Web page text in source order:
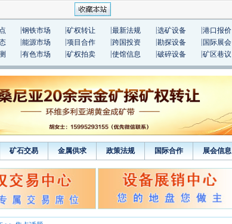
钢铁市场 矿权转让 最新法规 选矿设备 港口报价
能源市场 项目合作 跨国投资 勘探设备 国际展会
有色市场 矿权拍卖 使馆信息 破碎设备 矿区巷议
矿石交易 金属供求 政策法规 国际合作 展会信息